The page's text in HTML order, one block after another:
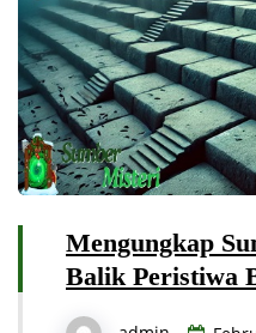
Mengungkap
Balik Peristiwa